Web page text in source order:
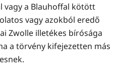
vagy a Blauhoffal kötött
vagy azokból eredő
Zwolle illetékes bírósága
a törvény kifejezetten más